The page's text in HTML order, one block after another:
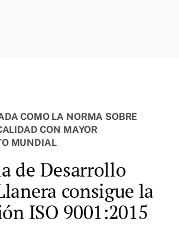
COMO LA NORMA SOBRE
CON MAYOR
MUNDIAL
de Desarrollo
consigue la
ISO 9001:2015